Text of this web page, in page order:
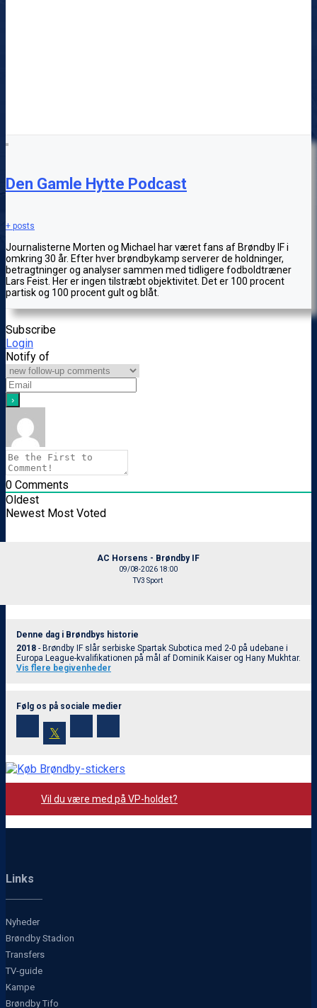
Den Gamle Hytte Podcast
+ posts
Journalisterne Morten og Michael har været fans af Brøndby IF i
omkring 30 år. Efter hver brøndbykamp serverer de holdninger,
betragtninger og analyser sammen med tidligere fodboldtræner
Lars Feist. Her er ingen tilstræbt objektivitet. Det er 100 procent
partisk og 100 procent gult og blåt.
Subscribe
Login
Notify of
0 Comments
Oldest
Newest Most Voted
AC Horsens - Brøndby IF
09/08-2026 18:00
TV3 Sport
Denne dag i Brøndbys historie
2018 - Brøndby IF slår serbiske Spartak Subotica med 2-0 på udebane i
Europa League-kvalifikationen på mål af Dominik Kaiser og Hany Mukhtar.
Vis flere begivenheder
Følg os på sociale medier
𝕏
Vil du være med på VP-holdet?
Links
Nyheder
Brøndby Stadion
Transfers
TV-guide
Kampe
Brøndby Tifo